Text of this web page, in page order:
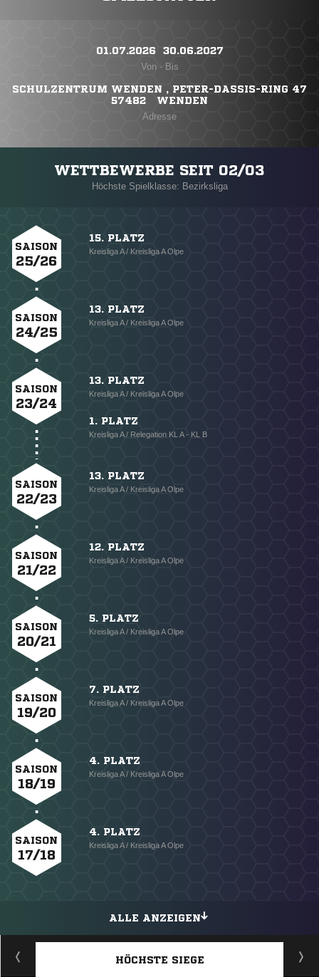
01.07.2026 ​ 30.06.2027
Von - Bis
SCHULZENTRUM WENDEN , PETER-DASSIS-RING 47
57482 WENDEN
Adresse
WETTBEWERBE SEIT 02/03
Höchste Spielklasse: Bezirksliga
SAISON
25/26
15. PLATZ
Kreisliga A / Kreisliga A Olpe
SAISON
24/25
13. PLATZ
Kreisliga A / Kreisliga A Olpe
SAISON
23/24
13. PLATZ
Kreisliga A / Kreisliga A Olpe
1. PLATZ
Kreisliga A / Relegation KL A - KL B
SAISON
22/23
13. PLATZ
Kreisliga A / Kreisliga A Olpe
SAISON
21/22
12. PLATZ
Kreisliga A / Kreisliga A Olpe
SAISON
20/21
5. PLATZ
Kreisliga A / Kreisliga A Olpe
SAISON
19/20
7. PLATZ
Kreisliga A / Kreisliga A Olpe
SAISON
18/19
4. PLATZ
Kreisliga A / Kreisliga A Olpe
SAISON
17/18
4. PLATZ
Kreisliga A / Kreisliga A Olpe
ALLE ANZEIGEN
HÖCHSTE SIEGE